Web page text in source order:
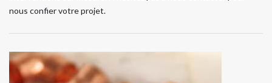
nous confier votre projet.